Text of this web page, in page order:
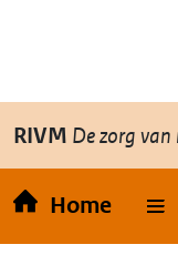
Overslaan en naar de
RIVM De zorg
Home